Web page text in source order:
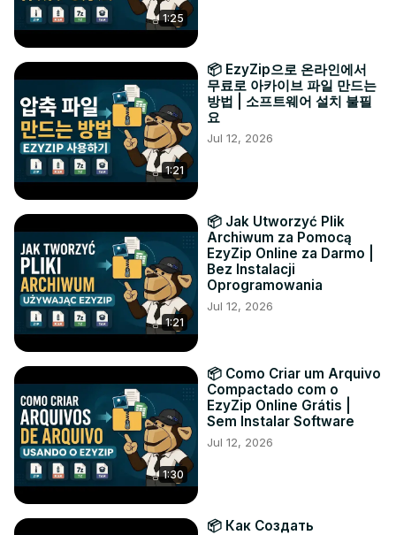
1:25
1:21
📦 EzyZip으로 온라인에서
무료로 아카이브 파일 만드는
방법 | 소프트웨어 설치 불필
요
Jul 12, 2026
1:21
📦 Jak Utworzyć Plik
Archiwum za Pomocą
EzyZip Online za Darmo |
Bez Instalacji
Oprogramowania
Jul 12, 2026
1:30
📦 Como Criar um Arquivo
Compactado com o
EzyZip Online Grátis |
Sem Instalar Software
Jul 12, 2026
📦 Как Создать